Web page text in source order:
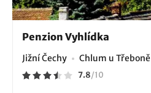
Penzion Vyhlídka
Jižní Čechy Chlum u Třeboně
7.8/10